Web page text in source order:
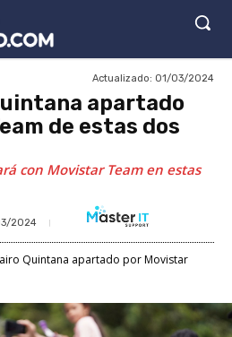
Actualizado: 01/03/2024
apartado
de estas dos
con Movistar Team en estas
2024
Quintana apartado por Movistar